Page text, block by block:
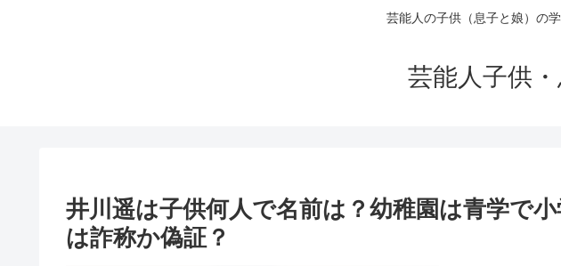
芸能人の子供（息子と娘）の
芸能人子供
井川遥は子供何人で名前は？幼稚園は青学で
は詐称か偽証？